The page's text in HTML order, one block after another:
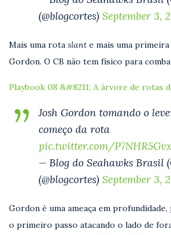
(@blogcortes) September 3,
Mais uma rota slant e mais uma
Gordon. O CB não tem físico para
Playbook 08 &#8211; A árvore de rotas
Josh Gordon tomando o
começo da rota
pic.twitter.com/
— Blog do Seahawks Brasil
(@blogcortes) September 3,
Gordon é uma ameaça em profundidade,
o primeiro passo atacando o lado de